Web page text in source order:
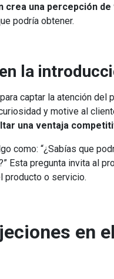
crea una percepción
podría obtener.
la
captar la atención
y motive al
una ventaja
como: “¿Sabías que
Esta pregunta invita al
producto o servicio.
en